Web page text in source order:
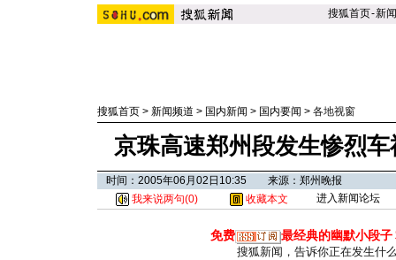
搜狐首页-新闻
搜狐首页 > 新闻频道 > 国内新闻 > 国内要闻 > 各地视窗
京珠高速郑州段发生惨烈
时间：2005年06月02日10:35 来源：郑州晚报
我来说两句(0) 收藏本文 进入新闻论坛
免费 最经典的幽默小段子
搜狐新闻，告诉你正在发生什